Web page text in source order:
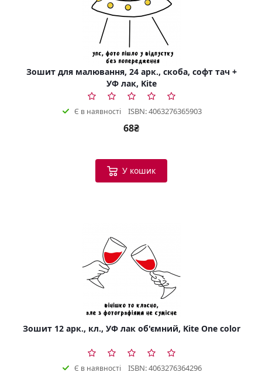
Зошит для малювання, 24 арк., скоба, софт тач +
УФ лак, Kite
Є в наявності ISBN: 4063276365903
68₴
У кошик
Зошит 12 арк., кл., УФ лак об'ємний, Kite One color
Є в наявності ISBN: 4063276364296